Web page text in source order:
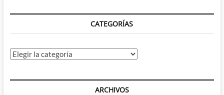
de
los
televisivos
es
CATEGORÍAS
Categorías
ARCHIVOS